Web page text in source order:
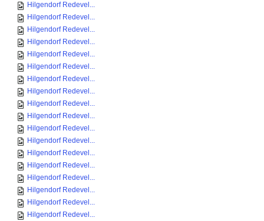
Hilgendorf Redevel...
Hilgendorf Redevel...
Hilgendorf Redevel...
Hilgendorf Redevel...
Hilgendorf Redevel...
Hilgendorf Redevel...
Hilgendorf Redevel...
Hilgendorf Redevel...
Hilgendorf Redevel...
Hilgendorf Redevel...
Hilgendorf Redevel...
Hilgendorf Redevel...
Hilgendorf Redevel...
Hilgendorf Redevel...
Hilgendorf Redevel...
Hilgendorf Redevel...
Hilgendorf Redevel...
Hilgendorf Redevel...